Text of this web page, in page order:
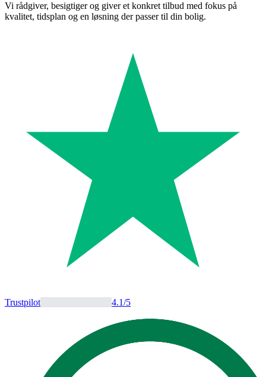
Vi rådgiver, besigtiger og giver et konkret tilbud med fokus på
kvalitet, tidsplan og en løsning der passer til din bolig.
Trustpilot 4.1/5